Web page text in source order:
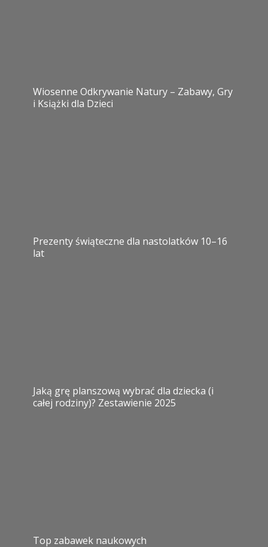
Wiosenne Odkrywanie Natury – Zabawy, Gry
i Książki dla Dzieci
Prezenty świąteczne dla nastolatków 10–16
lat
Jaką grę planszową wybrać dla dziecka (i
całej rodziny)? Zestawienie 2025
Top zabawek naukowych